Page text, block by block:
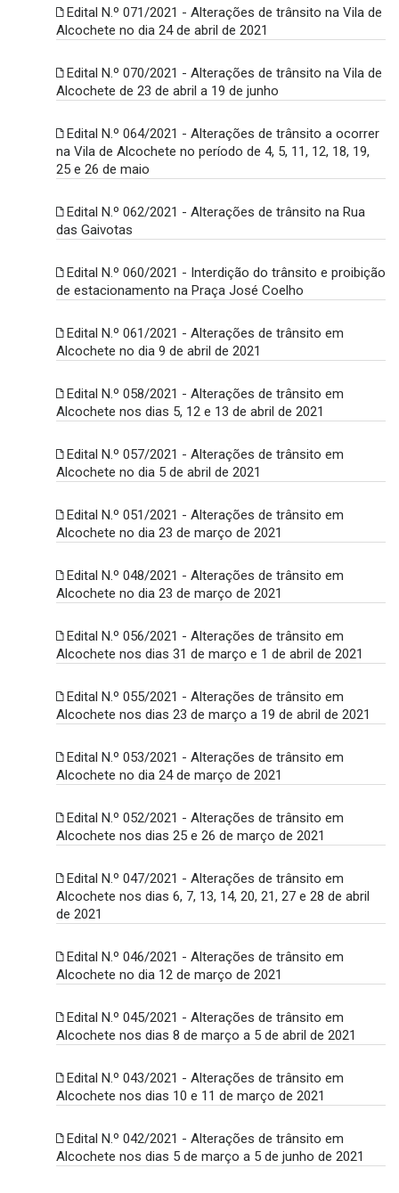
Edital N.º 071/2021 - Alterações de trânsito na Vila de
Alcochete no dia 24 de abril de 2021
Edital N.º 070/2021 - Alterações de trânsito na Vila de
Alcochete de 23 de abril a 19 de junho
Edital N.º 064/2021 - Alterações de trânsito a ocorrer
na Vila de Alcochete no período de 4, 5, 11, 12, 18, 19,
25 e 26 de maio
Edital N.º 062/2021 - Alterações de trânsito na Rua
das Gaivotas
Edital N.º 060/2021 - Interdição do trânsito e proibição
de estacionamento na Praça José Coelho
Edital N.º 061/2021 - Alterações de trânsito em
Alcochete no dia 9 de abril de 2021
Edital N.º 058/2021 - Alterações de trânsito em
Alcochete nos dias 5, 12 e 13 de abril de 2021
Edital N.º 057/2021 - Alterações de trânsito em
Alcochete no dia 5 de abril de 2021
Edital N.º 051/2021 - Alterações de trânsito em
Alcochete no dia 23 de março de 2021
Edital N.º 048/2021 - Alterações de trânsito em
Alcochete no dia 23 de março de 2021
Edital N.º 056/2021 - Alterações de trânsito em
Alcochete nos dias 31 de março e 1 de abril de 2021
Edital N.º 055/2021 - Alterações de trânsito em
Alcochete nos dias 23 de março a 19 de abril de 2021
Edital N.º 053/2021 - Alterações de trânsito em
Alcochete no dia 24 de março de 2021
Edital N.º 052/2021 - Alterações de trânsito em
Alcochete nos dias 25 e 26 de março de 2021
Edital N.º 047/2021 - Alterações de trânsito em
Alcochete nos dias 6, 7, 13, 14, 20, 21, 27 e 28 de abril
de 2021
Edital N.º 046/2021 - Alterações de trânsito em
Alcochete no dia 12 de março de 2021
Edital N.º 045/2021 - Alterações de trânsito em
Alcochete nos dias 8 de março a 5 de abril de 2021
Edital N.º 043/2021 - Alterações de trânsito em
Alcochete nos dias 10 e 11 de março de 2021
Edital N.º 042/2021 - Alterações de trânsito em
Alcochete nos dias 5 de março a 5 de junho de 2021